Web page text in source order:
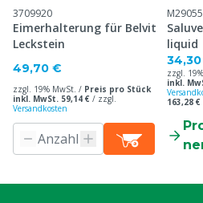
3709920
Eimerhalterung für Belvit
Leckstein
49,70 €
zzgl. 19% MwSt. / Preis pro Stück
inkl. MwSt. 59,14 € / zzgl.
Versandkosten
liquid
zzgl.
inkl.
163,28